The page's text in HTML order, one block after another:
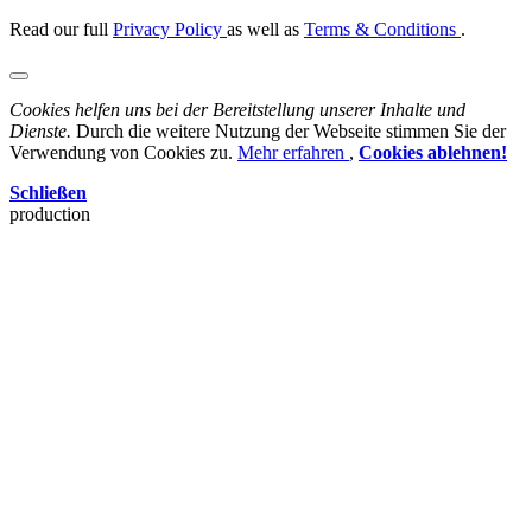
Read our full Privacy Policy as well as Terms & Conditions .
Cookies helfen uns bei der Bereitstellung unserer Inhalte und
Dienste. Durch die weitere Nutzung der Webseite stimmen Sie der
Verwendung von Cookies zu. Mehr erfahren , Cookies ablehnen!
Schließen
production